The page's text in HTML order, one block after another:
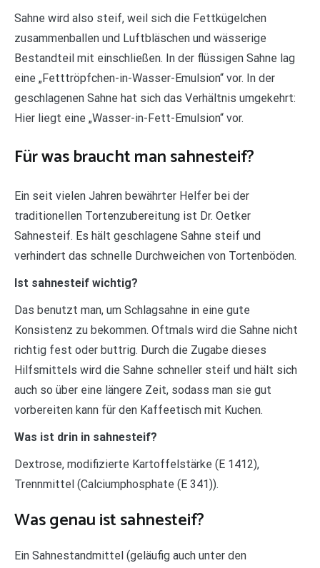
Sahne wird also steif, weil sich die Fettkügelchen
zusammenballen und Luftbläschen und wässerige
Bestandteil mit einschließen. In der flüssigen Sahne lag
eine „Fetttröpfchen-in-Wasser-Emulsion“ vor. In der
geschlagenen Sahne hat sich das Verhältnis umgekehrt:
Hier liegt eine „Wasser-in-Fett-Emulsion“ vor.
Für was braucht man sahnesteif?
Ein seit vielen Jahren bewährter Helfer bei der
traditionellen Tortenzubereitung ist Dr. Oetker
Sahnesteif. Es hält geschlagene Sahne steif und
verhindert das schnelle Durchweichen von Tortenböden.
Ist sahnesteif wichtig?
Das benutzt man, um Schlagsahne in eine gute
Konsistenz zu bekommen. Oftmals wird die Sahne nicht
richtig fest oder buttrig. Durch die Zugabe dieses
Hilfsmittels wird die Sahne schneller steif und hält sich
auch so über eine längere Zeit, sodass man sie gut
vorbereiten kann für den Kaffeetisch mit Kuchen.
Was ist drin in sahnesteif?
Dextrose, modifizierte Kartoffelstärke (E 1412),
Trennmittel (Calciumphosphate (E 341)).
Was genau ist sahnesteif?
Ein Sahnestandmittel (geläufig auch unter den